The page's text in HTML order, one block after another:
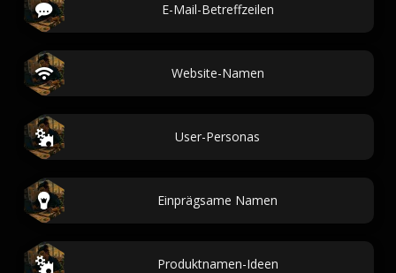
E-Mail-Betreffzeilen
Website-Namen
User-Personas
Einprägsame Namen
Produktnamen-Ideen